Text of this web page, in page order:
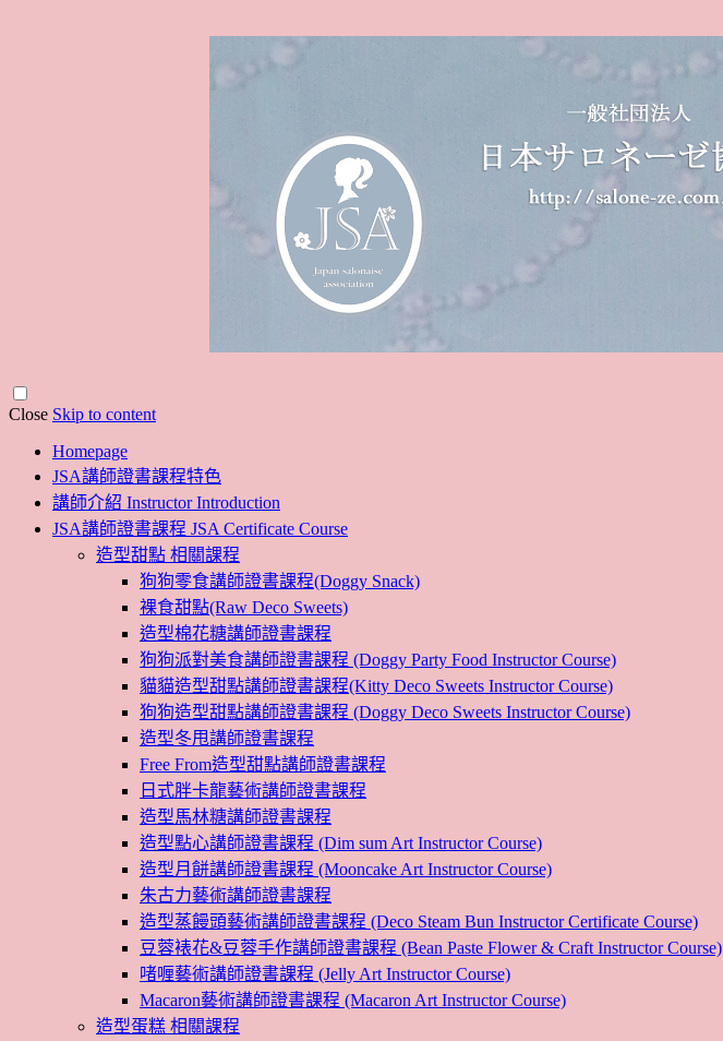
Close Skip to content
Homepage
JSA講師證書課程特色
講師介紹 Instructor Introduction
JSA講師證書課程 JSA Certificate Course
造型甜點 相關課程
狗狗零食講師證書課程(Doggy Snack)
裸食甜點(Raw Deco Sweets)
造型棉花糖講師證書課程
狗狗派對美食講師證書課程 (Doggy Party Food Instructor Course)
貓貓造型甜點講師證書課程(Kitty Deco Sweets Instructor Course)
狗狗造型甜點講師證書課程 (Doggy Deco Sweets Instructor Course)
造型冬甩講師證書課程
Free From造型甜點講師證書課程
日式胖卡龍藝術講師證書課程
造型馬林糖講師證書課程
造型點心講師證書課程 (Dim sum Art Instructor Course)
造型月餅講師證書課程 (Mooncake Art Instructor Course)
朱古力藝術講師證書課程
造型蒸饅頭藝術講師證書課程 (Deco Steam Bun Instructor Certificate Course)
豆蓉裱花&豆蓉手作講師證書課程 (Bean Paste Flower & Craft Instructor Course)
啫喱藝術講師證書課程 (Jelly Art Instructor Course)
Macaron藝術講師證書課程 (Macaron Art Instructor Course)
造型蛋糕 相關課程